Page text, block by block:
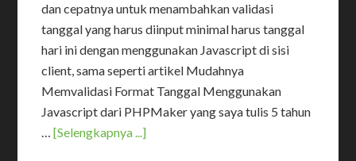
dan cepatnya untuk menambahkan validasi
tanggal yang harus diinput minimal harus tanggal
hari ini dengan menggunakan Javascript di sisi
client, sama seperti artikel Mudahnya
Memvalidasi Format Tanggal Menggunakan
Javascript dari PHPMaker yang saya tulis 5 tahun
…[Selengkapnya ...]